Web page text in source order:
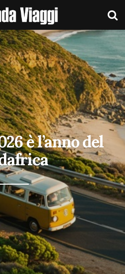
è l’anno del